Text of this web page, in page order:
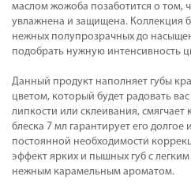
маслом жожоба позаботится о том,
увлажнена и защищена. Коллекция
нежных полупрозрачных до
подобрать нужную интенсивность
Данный продукт наполняет губы
цветом, который будет радовать
липкости или склеивания,
блеска 7 мл гарантирует его долгое
постоянной необходимости
эффект ярких и пышных губ с
нежным карамельным ароматом.